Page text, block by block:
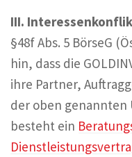
III.
§48f Abs. 5 BörseG
hin, dass die
ihre Partner,
der oben
besteht ein